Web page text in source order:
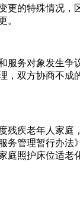
更的特殊情况，
。
服务对象发生争
，双方协商不成
残疾老年人家庭
务管理暂行办法
庭照护床位适老